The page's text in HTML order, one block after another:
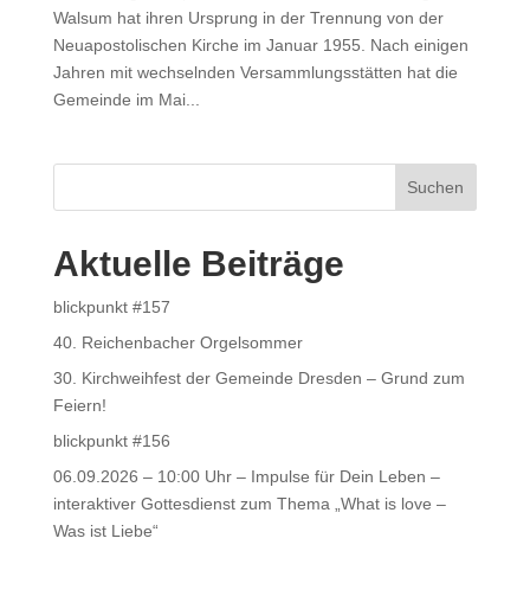
Walsum hat ihren Ursprung in der Trennung von der
Neuapostolischen Kirche im Januar 1955. Nach einigen
Jahren mit wechselnden Versammlungsstätten hat die
Gemeinde im Mai...
Suchen
Aktuelle Beiträge
blickpunkt #157
40. Reichenbacher Orgelsommer
30. Kirchweihfest der Gemeinde Dresden – Grund zum
Feiern!
blickpunkt #156
06.09.2026 – 10:00 Uhr – Impulse für Dein Leben –
interaktiver Gottesdienst zum Thema „What is love –
Was ist Liebe“